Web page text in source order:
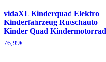
vidaXL Kinderquad Elektro
Kinderfahrzeug Rutschauto
Kinder Quad Kindermotorrad
76,99€